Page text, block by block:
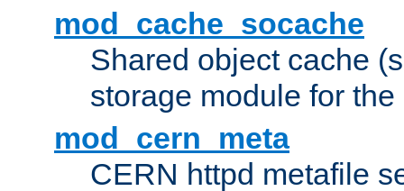
mod_cache_socache
Shared object cache
storage module for
mod_cern_meta
CERN httpd metafile